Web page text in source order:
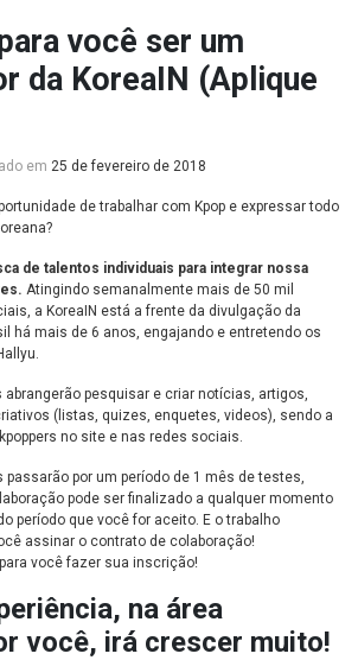
você ser um
da KoreaIN (Aplique
em 25 de fevereiro de 2018
de trabalhar com Kpop e expressar todo
de talentos individuais para integrar nossa
Atingindo semanalmente mais de 50 mil
a KoreaIN está a frente da divulgação da
há mais de 6 anos, engajando e entretendo os
abrangerão pesquisar e criar notícias, artigos,
(listas, quizes, enquetes, videos), sendo a
no site e nas redes sociais.
passarão por um período de 1 mês de testes,
pode ser finalizado a qualquer momento
período que você for aceito. E o trabalho
assinar o contrato de colaboração!
você fazer sua inscrição!
na área
você, irá crescer muito!